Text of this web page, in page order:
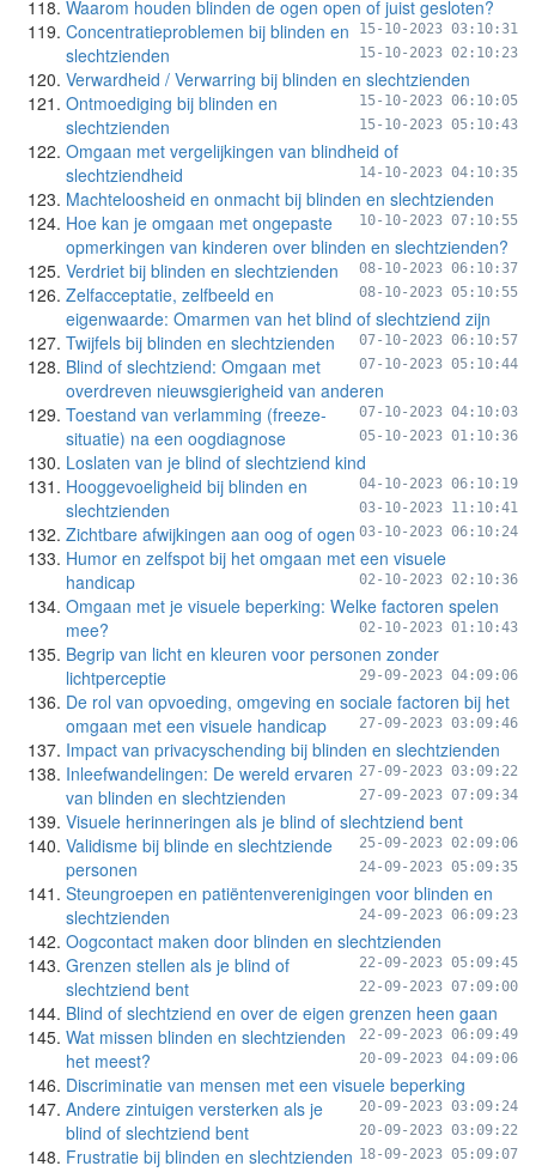
Waarom houden blinden de ogen open of juist gesloten?
15-10-2023 03:10:31
Concentratieproblemen bij blinden en
slechtzienden
15-10-2023 02:10:23
Verwardheid / Verwarring bij blinden en slechtzienden
15-10-2023 06:10:05
Ontmoediging bij blinden en
slechtzienden
15-10-2023 05:10:43
Omgaan met vergelijkingen van blindheid of
slechtziendheid
14-10-2023 04:10:35
Machteloosheid en onmacht bij blinden en slechtzienden
10-10-2023 07:10:55
Hoe kan je omgaan met ongepaste
opmerkingen van kinderen over blinden en slechtzienden?
08-10-2023 06:10:37
Verdriet bij blinden en slechtzienden
08-10-2023 05:10:55
Zelfacceptatie, zelfbeeld en
eigenwaarde: Omarmen van het blind of slechtziend zijn
07-10-2023 06:10:57
Twijfels bij blinden en slechtzienden
07-10-2023 05:10:44
Blind of slechtziend: Omgaan met
overdreven nieuwsgierigheid van anderen
07-10-2023 04:10:03
Toestand van verlamming (freeze-
situatie) na een oogdiagnose
05-10-2023 01:10:36
Loslaten van je blind of slechtziend kind
04-10-2023 06:10:19
Hooggevoeligheid bij blinden en
slechtzienden
03-10-2023 11:10:41
Zichtbare afwijkingen aan oog of ogen 03-10-2023 06:10:24
Humor en zelfspot bij het omgaan met een visuele
handicap
02-10-2023 02:10:36
Omgaan met je visuele beperking: Welke factoren spelen
mee?
02-10-2023 01:10:43
Begrip van licht en kleuren voor personen zonder
lichtperceptie
29-09-2023 04:09:06
De rol van opvoeding, omgeving en sociale factoren bij het
omgaan met een visuele handicap
27-09-2023 03:09:46
Impact van privacyschending bij blinden en slechtzienden
27-09-2023 03:09:22
Inleefwandelingen: De wereld ervaren
van blinden en slechtzienden
27-09-2023 07:09:34
Visuele herinneringen als je blind of slechtziend bent
25-09-2023 02:09:06
Validisme bij blinde en slechtziende
personen
24-09-2023 05:09:35
Steungroepen en patiëntenverenigingen voor blinden en
slechtzienden
24-09-2023 06:09:23
Oogcontact maken door blinden en slechtzienden
22-09-2023 05:09:45
Grenzen stellen als je blind of
slechtziend bent
22-09-2023 07:09:00
Blind of slechtziend en over de eigen grenzen heen gaan
22-09-2023 06:09:49
Wat missen blinden en slechtzienden
het meest?
20-09-2023 04:09:06
Discriminatie van mensen met een visuele beperking
20-09-2023 03:09:24
Andere zintuigen versterken als je
blind of slechtziend bent
20-09-2023 03:09:22
Frustratie bij blinden en slechtzienden 18-09-2023 05:09:07